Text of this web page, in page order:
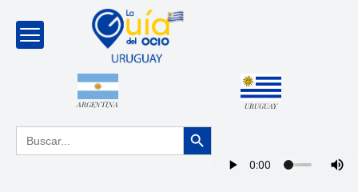
ARGENTINA URUGUAY
Buscar: Botón de búsqueda